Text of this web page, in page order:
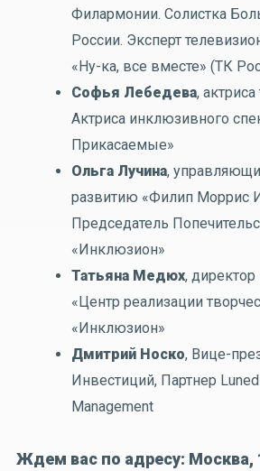
Филармонии. Солистка
России. Эксперт
«Ну-ка, все вместе» (ТК
Софья Лебедева, актриса
Актриса инклюзивного
Прикасаемые»
Ольга Лучина,
развитию «Филип Моррис
Председатель
«Инклюзион»
Татьяна Медюх,
«Центр реализации
«Инклюзион»
Дмитрий Носко, Вице-
Инвестиций, Партнер
Management
Ждем вас по адресу: Москва,